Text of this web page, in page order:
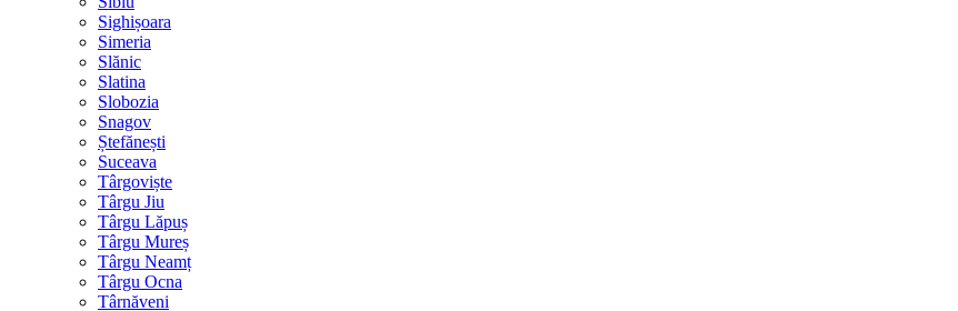
Sighișoara
Simeria
Slănic
Slatina
Slobozia
Snagov
Ștefănești
Suceava
Târgoviște
Târgu Jiu
Târgu Lăpuș
Târgu Mureș
Târgu Neamț
Târgu Ocna
Târnăveni